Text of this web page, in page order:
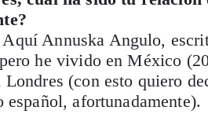
Aquí Annuska Angulo,
he vivido en México
Londres (con esto quiero
español, afortunadamente).